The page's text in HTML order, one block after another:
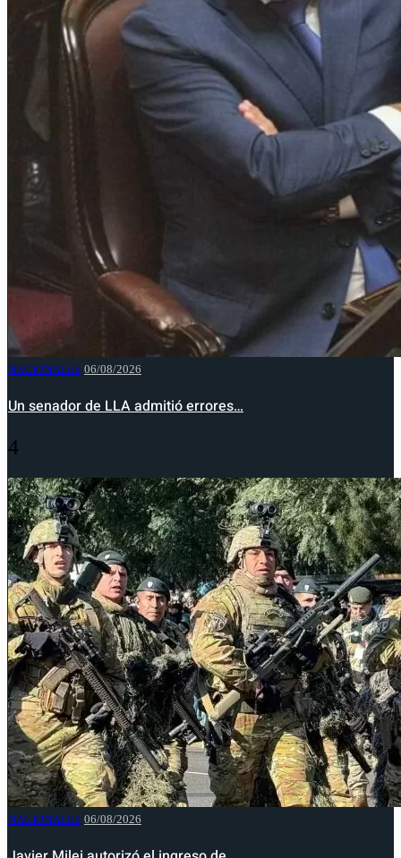
NACIONALES 06/08/2026
Un senador de LLA admitió errores…
4
NACIONALES 06/08/2026